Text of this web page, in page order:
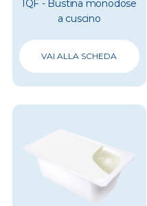
IQF - Bustina monodose
a cuscino
VAI ALLA SCHEDA